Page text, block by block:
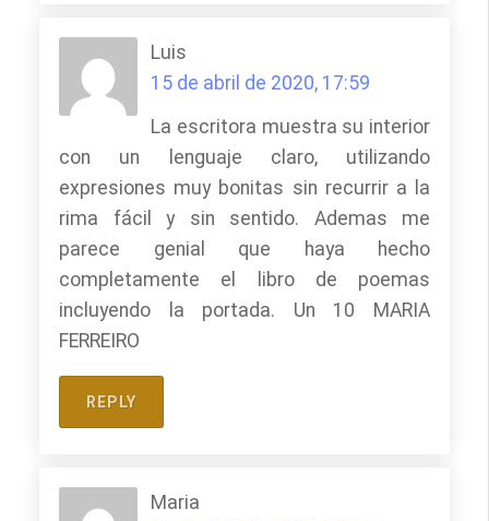
Luis
15 de abril de 2020, 17:59
La escritora muestra su interior
con un lenguaje claro, utilizando
expresiones muy bonitas sin recurrir a la
rima fácil y sin sentido. Ademas me
parece genial que haya hecho
completamente el libro de poemas
incluyendo la portada. Un 10 MARIA
FERREIRO
REPLY
Maria